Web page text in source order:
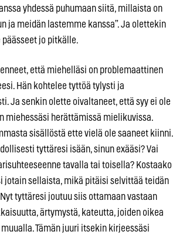
yhdessä puhumaan siitä, millaista on
ja meidän lastemme kanssa”. Ja olettekin
jo pitkälle.
että miehelläsi on problemaattinen
Hän kohtelee tyttöä tylysti ja
Ja senkin olette oivaltaneet, että syy ei ole
miehessäsi herättämissä mielikuvissa.
sisällöstä ette vielä ole saaneet kiinni.
tyttäresi isään, sinun exääsi? Vai
tavalla tai toisella? Kostaako
jotain sellaista, mikä pitäisi selvittää teidän
tyttäresi joutuu siis ottamaan vastaan
ärtymystä, kateutta, joiden oikea
Tämän juuri itsekin kirjeessäsi